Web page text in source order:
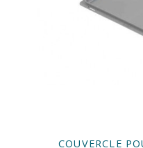
COUVERCLE